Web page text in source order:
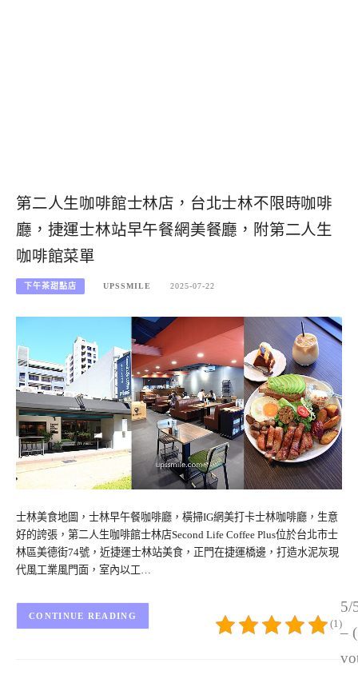
第二人生咖啡館士林店，台北士林不限時咖啡
廳，捷運士林站早午餐網美餐廳，附第二人生
咖啡館菜單
下午茶甜點店 UPSSMILE 2025-07-22
士林美食地圖，士林早午餐咖啡廳，橫掃IG網美打卡士林咖啡廳，生意
好的誇張，第二人生咖啡館士林店Second Life Coffee Plus位於台北市士
林區美德街74號，近捷運士林站美食，正門在捷運橋邊，打造水泥灰現
代風工業風門面，室內以工…
5/
–
(1)
CONTINUE READING